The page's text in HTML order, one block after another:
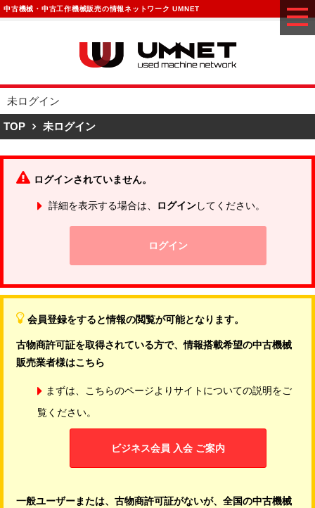
中古機械・中古工作機械販売の情報ネットワーク UMNET
未ログイン
TOP 未ログイン
ログインされていません。
詳細を表示する場合は、 ログインしてください。
ログイン
会員登録をすると情報の閲覧が可能となります。
古物商許可証を取得されている方で、情報搭載希望の中古機械
販売業者様はこちら
まずは、こちらのページよりサイトについての説明をご
覧ください。
ビジネス会員 入会 ご案内
一般ユーザーまたは、古物商許可証がないが、全国の中古機械